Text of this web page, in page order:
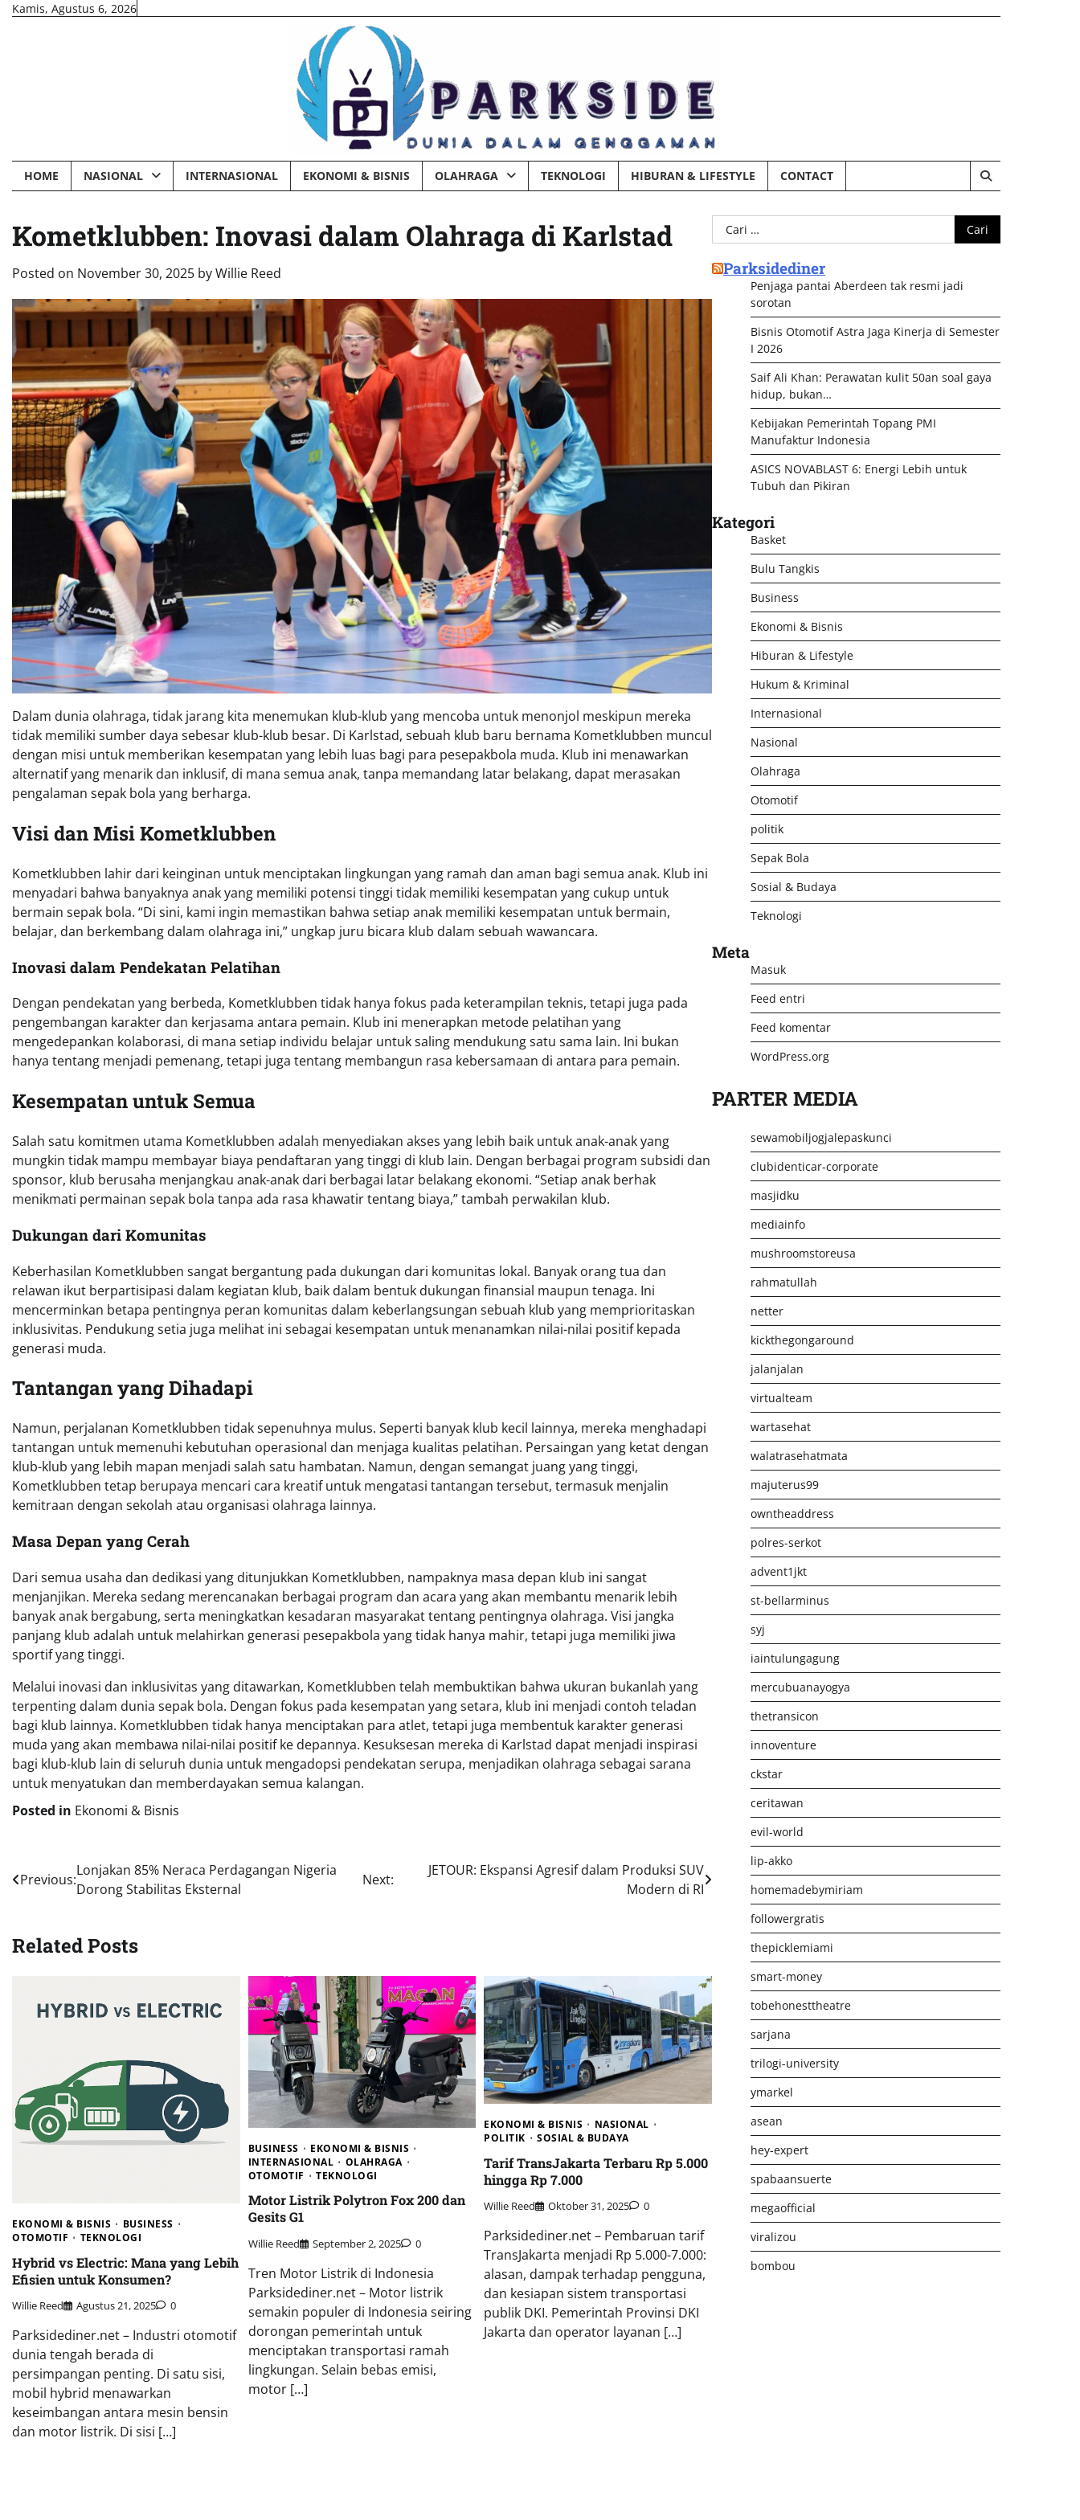
SkipKamis, Agustus 6, 2026
HOME NASIONAL INTERNASIONAL EKONOMI & BISNIS OLAHRAGA TEKNOLOGI HIBURAN & LIFESTYLE CONTACT
Kometklubben: Inovasi dalam Olahraga di Karlstad
Posted on November 30, 2025 byWillie Reed
Dalam dunia olahraga, tidak jarang kita menemukan klub-klub yang mencoba untuk menonjol meskipun mereka
tidak memiliki sumber daya sebesar klub-klub besar. Di Karlstad, sebuah klub baru bernama Kometklubben muncul
dengan misi untuk memberikan kesempatan yang lebih luas bagi para pesepakbola muda. Klub ini menawarkan
alternatif yang menarik dan inklusif, di mana semua anak, tanpa memandang latar belakang, dapat merasakan
pengalaman sepak bola yang berharga.
Visi dan Misi Kometklubben
Kometklubben lahir dari keinginan untuk menciptakan lingkungan yang ramah dan aman bagi semua anak. Klub ini
menyadari bahwa banyaknya anak yang memiliki potensi tinggi tidak memiliki kesempatan yang cukup untuk
bermain sepak bola. “Di sini, kami ingin memastikan bahwa setiap anak memiliki kesempatan untuk bermain,
belajar, dan berkembang dalam olahraga ini,” ungkap juru bicara klub dalam sebuah wawancara.
Inovasi dalam Pendekatan Pelatihan
Dengan pendekatan yang berbeda, Kometklubben tidak hanya fokus pada keterampilan teknis, tetapi juga pada
pengembangan karakter dan kerjasama antara pemain. Klub ini menerapkan metode pelatihan yang
mengedepankan kolaborasi, di mana setiap individu belajar untuk saling mendukung satu sama lain. Ini bukan
hanya tentang menjadi pemenang, tetapi juga tentang membangun rasa kebersamaan di antara para pemain.
Kesempatan untuk Semua
Salah satu komitmen utama Kometklubben adalah menyediakan akses yang lebih baik untuk anak-anak yang
mungkin tidak mampu membayar biaya pendaftaran yang tinggi di klub lain. Dengan berbagai program subsidi dan
sponsor, klub berusaha menjangkau anak-anak dari berbagai latar belakang ekonomi. “Setiap anak berhak
menikmati permainan sepak bola tanpa ada rasa khawatir tentang biaya,” tambah perwakilan klub.
Dukungan dari Komunitas
Keberhasilan Kometklubben sangat bergantung pada dukungan dari komunitas lokal. Banyak orang tua dan
relawan ikut berpartisipasi dalam kegiatan klub, baik dalam bentuk dukungan finansial maupun tenaga. Ini
mencerminkan betapa pentingnya peran komunitas dalam keberlangsungan sebuah klub yang memprioritaskan
inklusivitas. Pendukung setia juga melihat ini sebagai kesempatan untuk menanamkan nilai-nilai positif kepada
generasi muda.
Tantangan yang Dihadapi
Namun, perjalanan Kometklubben tidak sepenuhnya mulus. Seperti banyak klub kecil lainnya, mereka menghadapi
tantangan untuk memenuhi kebutuhan operasional dan menjaga kualitas pelatihan. Persaingan yang ketat dengan
klub-klub yang lebih mapan menjadi salah satu hambatan. Namun, dengan semangat juang yang tinggi,
Kometklubben tetap berupaya mencari cara kreatif untuk mengatasi tantangan tersebut, termasuk menjalin
kemitraan dengan sekolah atau organisasi olahraga lainnya.
Masa Depan yang Cerah
Dari semua usaha dan dedikasi yang ditunjukkan Kometklubben, nampaknya masa depan klub ini sangat
menjanjikan. Mereka sedang merencanakan berbagai program dan acara yang akan membantu menarik lebih
banyak anak bergabung, serta meningkatkan kesadaran masyarakat tentang pentingnya olahraga. Visi jangka
panjang klub adalah untuk melahirkan generasi pesepakbola yang tidak hanya mahir, tetapi juga memiliki jiwa
sportif yang tinggi.
Melalui inovasi dan inklusivitas yang ditawarkan, Kometklubben telah membuktikan bahwa ukuran bukanlah yang
terpenting dalam dunia sepak bola. Dengan fokus pada kesempatan yang setara, klub ini menjadi contoh teladan
bagi klub lainnya. Kometklubben tidak hanya menciptakan para atlet, tetapi juga membentuk karakter generasi
muda yang akan membawa nilai-nilai positif ke depannya. Kesuksesan mereka di Karlstad dapat menjadi inspirasi
bagi klub-klub lain di seluruh dunia untuk mengadopsi pendekatan serupa, menjadikan olahraga sebagai sarana
untuk menyatukan dan memberdayakan semua kalangan.
Posted in Ekonomi & Bisnis
Navigasi
Previous:
Lonjakan 85% Neraca Perdagangan Nigeria
Dorong Stabilitas Eksternal
Next:
JETOUR: Ekspansi Agresif dalam Produksi SUV
Modern di RI
Related Posts
EKONOMI & BISNIS
BUSINESS
OTOMOTIF
TEKNOLOGI
Hybrid vs Electric: Mana yang Lebih
Efisien untuk Konsumen?
Willie Reed Agustus 21, 2025 0
Parksidediner.net – Industri otomotif
dunia tengah berada di
persimpangan penting. Di satu sisi,
mobil hybrid menawarkan
keseimbangan antara mesin bensin
dan motor listrik. Di sisi […]
BUSINESS
EKONOMI & BISNIS
INTERNASIONAL
OLAHRAGA
OTOMOTIF
TEKNOLOGI
Motor Listrik Polytron Fox 200 dan
Gesits G1
Willie Reed September 2, 2025 0
Tren Motor Listrik di Indonesia
Parksidediner.net – Motor listrik
semakin populer di Indonesia seiring
dorongan pemerintah untuk
menciptakan transportasi ramah
lingkungan. Selain bebas emisi,
motor […]
EKONOMI & BISNIS
NASIONAL
POLITIK
SOSIAL & BUDAYA
Tarif TransJakarta Terbaru Rp 5.000
hingga Rp 7.000
Willie Reed Oktober 31, 2025 0
Parksidediner.net – Pembaruan tarif
TransJakarta menjadi Rp 5.000-7.000:
alasan, dampak terhadap pengguna,
dan kesiapan sistem transportasi
publik DKI. Pemerintah Provinsi DKI
Jakarta dan operator layanan […]
Cari
untuk:
Parksidediner
Penjaga pantai Aberdeen tak resmi jadi
sorotan
Bisnis Otomotif Astra Jaga Kinerja di Semester
I 2026
Saif Ali Khan: Perawatan kulit 50an soal gaya
hidup, bukan…
Kebijakan Pemerintah Topang PMI
Manufaktur Indonesia
ASICS NOVABLAST 6: Energi Lebih untuk
Tubuh dan Pikiran
Kategori
Basket
Bulu Tangkis
Business
Ekonomi & Bisnis
Hiburan & Lifestyle
Hukum & Kriminal
Internasional
Nasional
Olahraga
Otomotif
politik
Sepak Bola
Sosial & Budaya
Teknologi
Meta
Masuk
Feed entri
Feed komentar
WordPress.org
PARTER MEDIA
sewamobiljogjalepaskunci
clubidenticar-corporate
masjidku
mediainfo
mushroomstoreusa
rahmatullah
netter
kickthegongaround
jalanjalan
virtualteam
wartasehat
walatrasehatmata
majuterus99
owntheaddress
polres-serkot
advent1jkt
st-bellarminus
syj
iaintulungagung
mercubuanayogya
thetransicon
innoventure
ckstar
ceritawan
evil-world
lip-akko
homemadebymiriam
followergratis
thepicklemiami
smart-money
tobehonesttheatre
sarjana
trilogi-university
ymarkel
asean
hey-expert
spabaansuerte
megaofficial
viralizou
bombou